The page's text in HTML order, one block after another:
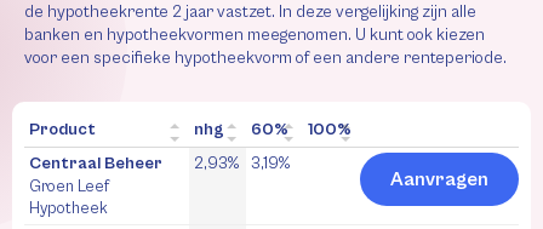
de hypotheekrente 2 jaar vastzet. In deze vergelijking zijn alle
banken en hypotheekvormen meegenomen. U kunt ook kiezen
voor een specifieke hypotheekvorm of een andere renteperiode.
Product nhg 60%
100%
Centraal Beheer
Groen Leef
Hypotheek
2,93% 3,19%
Aanvragen